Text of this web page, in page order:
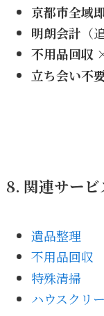
京都市全域
明朗会計 （
不用品回収
立ち会い不
8. 関連サービ
遺品整理
不用品回収
特殊清掃
ハウスクリ